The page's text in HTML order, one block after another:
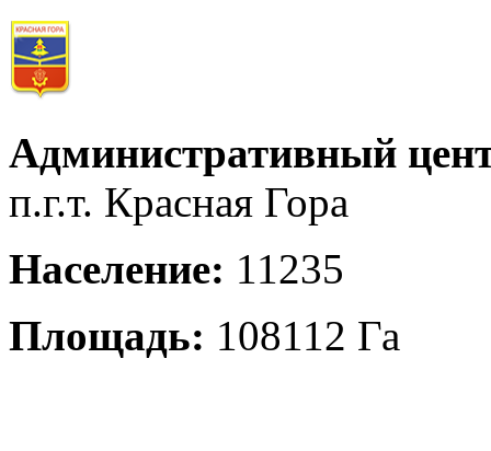
Административный
п.г.т. Красная Гора
Население: 11235
Площадь: 108112 Га